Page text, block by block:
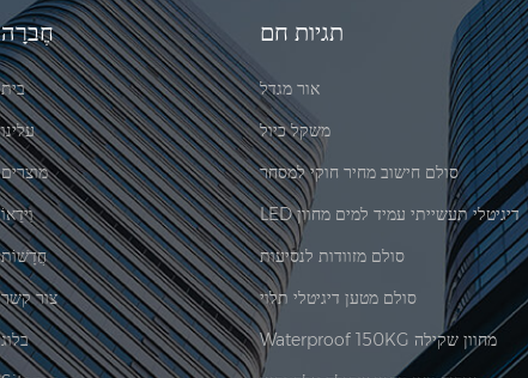
חֶברָה
בית
עלינו
מוצרים
וִידֵאוֹ
חֲדָשׁוֹת
צור קשר
בלוג
תגיות חם
אור מגדל
משקל כיול
סולם חישוב מחיר חוקי למסחר
LED דיגיטלי תעשייתי עמיד למים מחוון
סולם מזוודות לנסיעות
סולם מטען דיגיטלי תלוי
Waterproof 150KG מחוון שקילה